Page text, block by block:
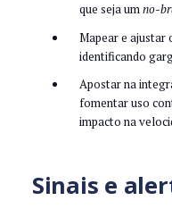
que seja umno-
Mapear e ajustar
identificando
Apostar na
fomentar uso
impacto na
Sinais e